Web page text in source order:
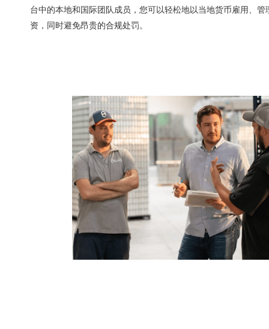
台中的本地和国际团队成员，您可以轻松地以当地货币雇用、管
资，同时避免昂贵的合规处罚。